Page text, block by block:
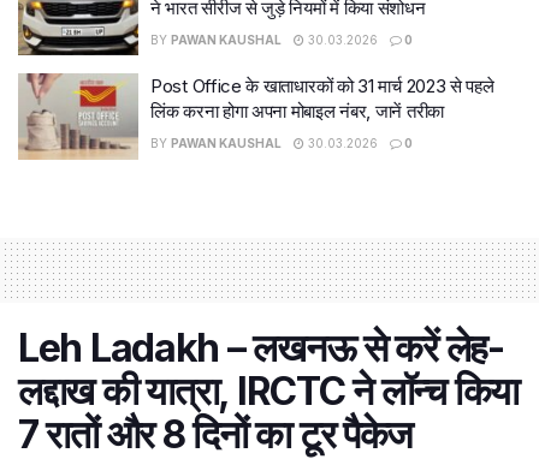
ने भारत सीरीज से जुड़े नियमों में किया संशोधन
BY PAWAN KAUSHAL 30.03.2026 0
Post Office के खाताधारकों को 31 मार्च 2023 से पहले
लिंक करना होगा अपना मोबाइल नंबर, जानें तरीका
BY PAWAN KAUSHAL 30.03.2026 0
Leh Ladakh – लखनऊ से करें लेह-
लद्दाख की यात्रा, IRCTC ने लॉन्च किया
7 रातों और 8 दिनों का टूर पैकेज